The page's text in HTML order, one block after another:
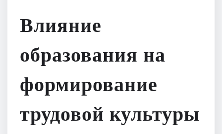
Влияние
образования на
формирование
трудовой культуры